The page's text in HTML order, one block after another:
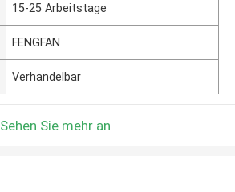
15-25 Arbeitstage
FENGFAN
Verhandelbar
Sehen Sie mehr an